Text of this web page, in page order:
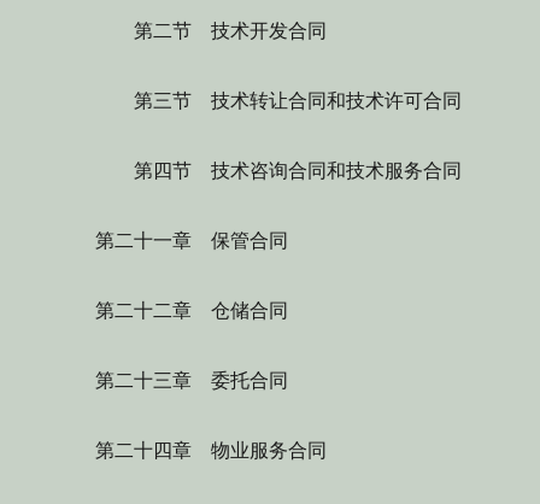
第二节 技术开发合同
第三节 技术转让合同和技术许可合同
第四节 技术咨询合同和技术服务合同
第二十一章 保管合同
第二十二章 仓储合同
第二十三章 委托合同
第二十四章 物业服务合同